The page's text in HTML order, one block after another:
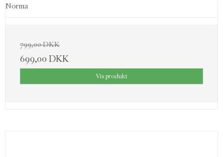
Norma
799,00 DKK
699,00 DKK
Vis produkt